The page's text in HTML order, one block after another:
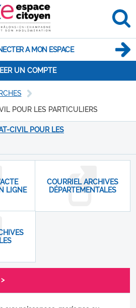
A MON ESPACE
UN COMPTE
POUR LES PARTICULIERS
CIVIL POUR LES
LIGNE
COURRIEL ARCHIVES
DÉPARTEMENTALES
>